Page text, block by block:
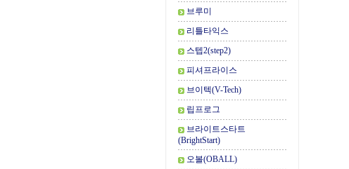
브루미
리틀타익스
스텝2(step2)
피셔프라이스
브이텍(V-Tech)
립프로그
브라이트스타트
(BrightStart)
오볼(OBALL)